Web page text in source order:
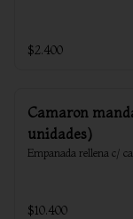
$2.400
Camaron
unidades)
Empanada rellena c/
$10.400